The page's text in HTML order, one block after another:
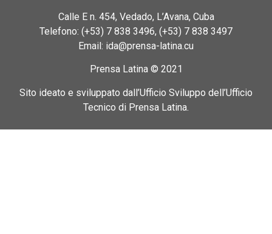
Calle E n. 454, Vedado, L’Avana, Cuba
Telefono: (+53) 7 838 3496, (+53) 7 838 3497
Email: ida@prensa-latina.cu
Prensa Latina © 2021
Sito ideato e sviluppato dall’Ufficio Sviluppo dell’Ufficio
Tecnico di Prensa Latina.